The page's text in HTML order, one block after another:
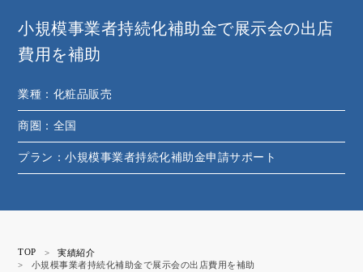
小規模事業者持続化補助金で展示会の出店
費用を補助
業種： 化粧品販売
商圏： 全国
プラン：小規模事業者持続化補助金申請サポート
TOP >
実績紹介
>
小規模事業者持続化補助金で展示会の出店費用を補助